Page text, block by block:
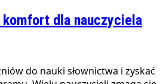
dla nauczyciela
do nauki słownictwa i zyskać